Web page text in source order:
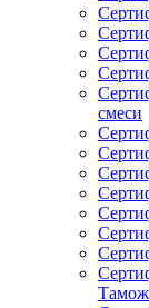
смеси